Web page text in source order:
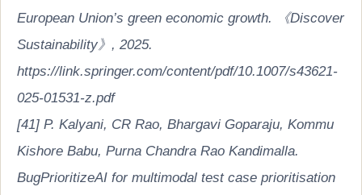
European Union’s green economic growth. 《Discover
Sustainability》, 2025.
https://link.springer.com/content/pdf/10.1007/s43621-
025-01531-z.pdf
[41] P. Kalyani, CR Rao, Bhargavi Goparaju, Kommu
Kishore Babu, Purna Chandra Rao Kandimalla.
BugPrioritizeAI for multimodal test case prioritisation